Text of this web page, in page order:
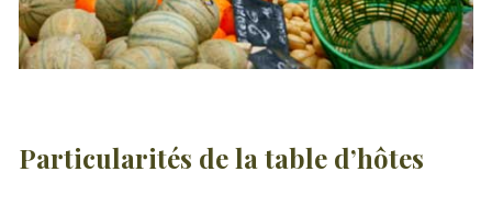
Particularités de la table d’hôtes